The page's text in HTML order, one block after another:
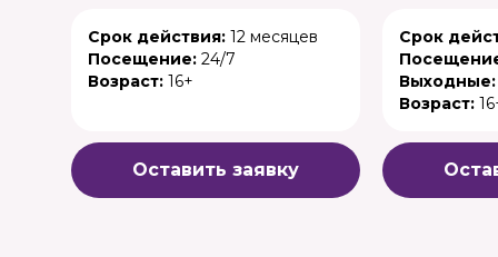
Оставить заявку
Срок действия: 12 месяцев
Посещение: 24/7
Возраст: 16+
Срок
Выходные:
Возраст: